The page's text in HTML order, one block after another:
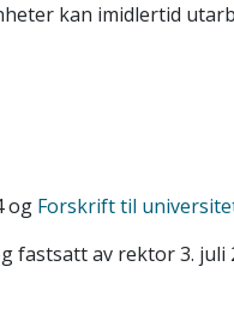
kan imidlertid
og Forskrift til
fastsatt av rektor 3.